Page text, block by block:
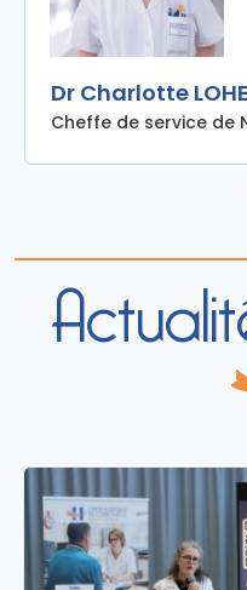
Dr Charlotte
Cheffe de service de
16 mars 2026